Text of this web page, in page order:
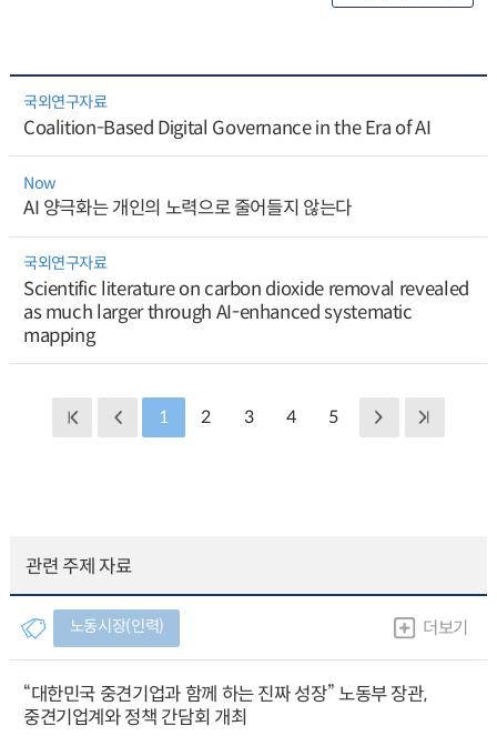
국외연구자료
Coalition-Based Digital Governance in the Era of AI
Now
AI 양극화는 개인의 노력으로 줄어들지 않는다
국외연구자료
Scientific literature on carbon dioxide removal revealed
as much larger through AI-enhanced systematic
mapping
1 2 3 4 5
관련 주제 자료
노동시장(인력) 더보기
“대한민국 중견기업과 함께 하는 진짜 성장” 노동부 장관,
중견기업계와 정책 간담회 개최